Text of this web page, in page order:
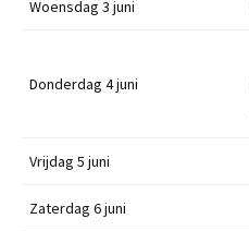
Woensdag 3 juni
Donderdag 4 juni
Vrijdag 5 juni
Zaterdag 6 juni